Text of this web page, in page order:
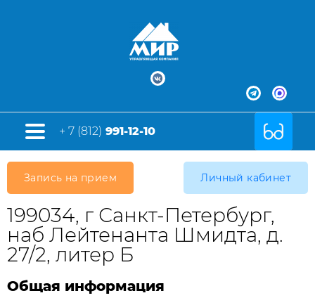
+ 7 (812) 991-12-10
Запись на прием Личный кабинет
199034, г Санкт-Петербург,
наб Лейтенанта Шмидта, д.
27/2, литер Б
Общая информация